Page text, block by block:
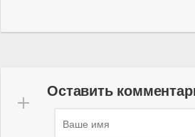
Оставить